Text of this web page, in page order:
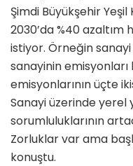
Şimdi Büyükşehir Yeşil
2030’da %40
istiyor. Örneğin
sanayinin
emisyonlarının üçte
Sanayi üzerinde
sorumluluklarının
Zorluklar var ama
konuştu.